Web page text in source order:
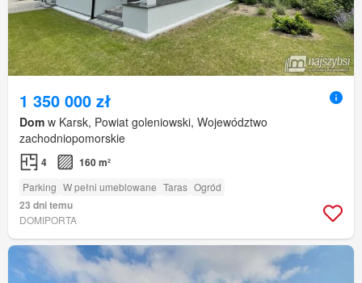
1 350 000 zł
Dom w Karsk, Powiat goleniowski, Województwo
zachodniopomorskie
4 160 m²
Parking W pełni umeblowane Taras Ogród
23 dni temu
DOMIPORTA